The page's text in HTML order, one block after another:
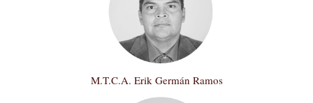
M.T.C.A. Erik Germán Ramos